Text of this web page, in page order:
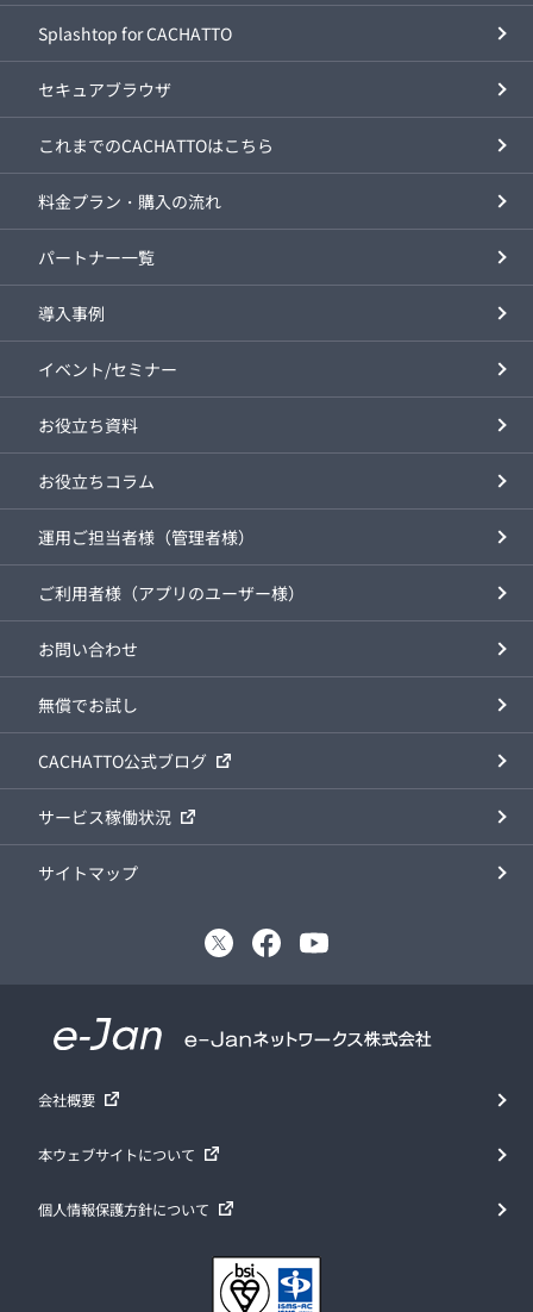
Splashtop for CACHATTO
セキュアブラウザ
これまでのCACHATTOはこちら
料金プラン・購入の流れ
パートナー一覧
導入事例
イベント/セミナー
お役立ち資料
お役立ちコラム
運用ご担当者様（管理者様）
ご利用者様（アプリのユーザー様）
お問い合わせ
無償でお試し
CACHATTO公式ブログ
サービス稼働状況
サイトマップ
会社概要
本ウェブサイトについて
個人情報保護方針について